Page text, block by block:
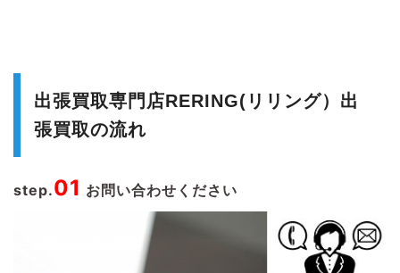
出張買取専門店RERING(リリング）出
張買取の流れ
step.01 お問い合わせください